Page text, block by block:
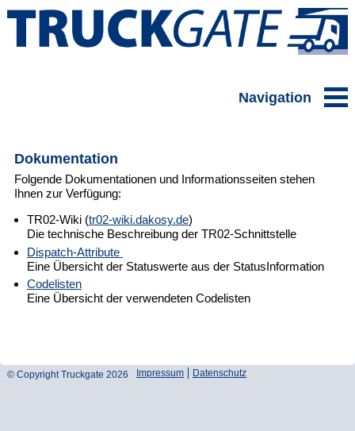
Navigation
Dokumentation
Folgende Dokumentationen und Informationsseiten stehen
Ihnen zur Verfügung:
TR02-Wiki (tr02-wiki.dakosy.de)
Die technische Beschreibung der TR02-Schnittstelle
Dispatch-Attribute
Eine Übersicht der Statuswerte aus der StatusInformation
Codelisten
Eine Übersicht der verwendeten Codelisten
Zum
Zur
Zum
© Copyright Truckgate 2026 Impressum Datenschutz